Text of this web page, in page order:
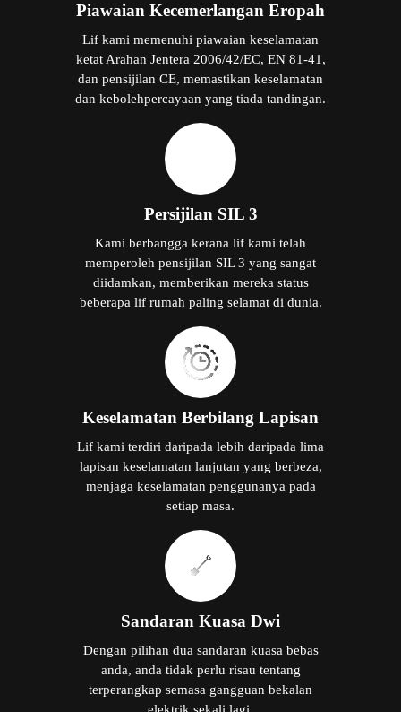
Piawaian Kecemerlangan Eropah
Lif kami memenuhi piawaian keselamatan
ketat Arahan Jentera 2006/42/EC, EN 81-41,
dan pensijilan CE, memastikan keselamatan
dan kebolehpercayaan yang tiada tandingan.
Persijilan SIL 3
Kami berbangga kerana lif kami telah
memperoleh pensijilan SIL 3 yang sangat
diidamkan, memberikan mereka status
beberapa lif rumah paling selamat di dunia.
Keselamatan Berbilang Lapisan
Lif kami terdiri daripada lebih daripada lima
lapisan keselamatan lanjutan yang berbeza,
menjaga keselamatan penggunanya pada
setiap masa.
Sandaran Kuasa Dwi
Dengan pilihan dua sandaran kuasa bebas
anda, anda tidak perlu risau tentang
terperangkap semasa gangguan bekalan